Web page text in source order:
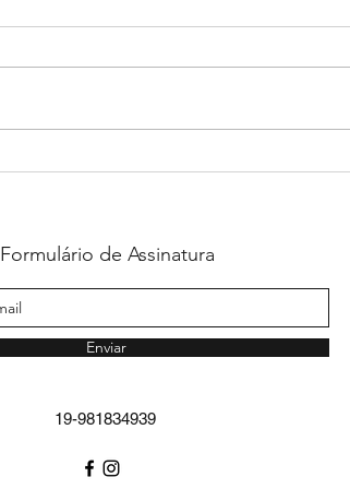
Formulário de Assinatura
Enviar
19-981834939